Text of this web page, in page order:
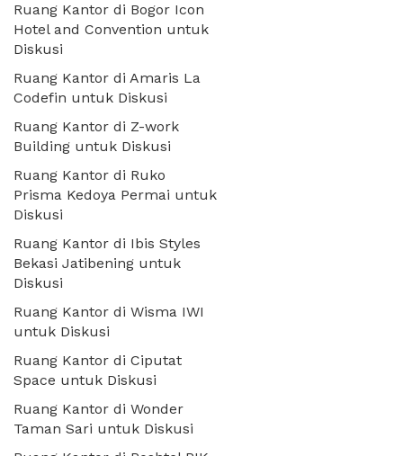
Ruang Kantor di Bogor Icon
Hotel and Convention untuk
Diskusi
Ruang Kantor di Amaris La
Codefin untuk Diskusi
Ruang Kantor di Z-work
Building untuk Diskusi
Ruang Kantor di Ruko
Prisma Kedoya Permai untuk
Diskusi
Ruang Kantor di Ibis Styles
Bekasi Jatibening untuk
Diskusi
Ruang Kantor di Wisma IWI
untuk Diskusi
Ruang Kantor di Ciputat
Space untuk Diskusi
Ruang Kantor di Wonder
Taman Sari untuk Diskusi